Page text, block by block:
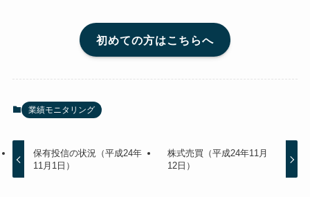
初めての方はこちらへ
業績モニタリング
保有投信の状況（平成24年
11月1日）
株式売買（平成24年11月
12日）